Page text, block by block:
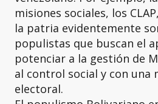
misiones sociales, los
la patria evidentemente
populistas que buscan el
potenciar a la gestión de
al control social y con una
electoral.